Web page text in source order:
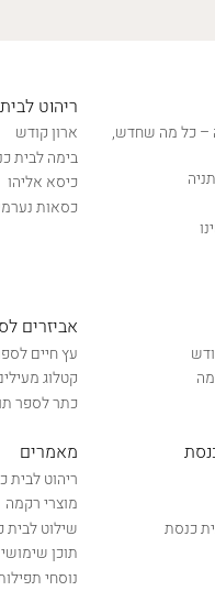
– כל מה שחדש,
ריהוט
ארון קודש
בימה לבית
כיסא אליהו
כסאות
אביזרים
עץ חיים
קטלוג
כתר לספר
כנסת
מאמרים
ריהוט לבית
מוצרי רקמה
שילוט לבית
תוכן
נוסחי